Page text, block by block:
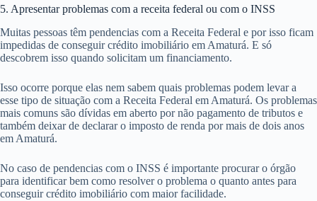
5. Apresentar problemas com a receita federal ou com o INSS
Muitas pessoas têm pendencias com a Receita Federal e por isso ficam
impedidas de conseguir crédito imobiliário em Amaturá. E só
descobrem isso quando solicitam um financiamento.
Isso ocorre porque elas nem sabem quais problemas podem levar a
esse tipo de situação com a Receita Federal em Amaturá. Os problemas
mais comuns são dívidas em aberto por não pagamento de tributos e
também deixar de declarar o imposto de renda por mais de dois anos
em Amaturá.
No caso de pendencias com o INSS é importante procurar o órgão
para identificar bem como resolver o problema o quanto antes para
conseguir crédito imobiliário com maior facilidade.